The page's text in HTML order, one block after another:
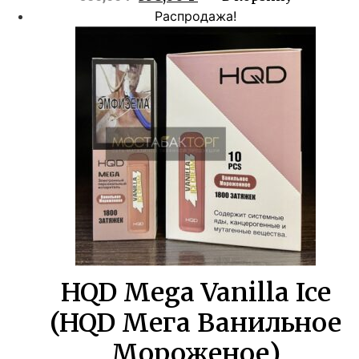
цена
650,00 ₽.
цена:
Распродажа!
HQD Mega Vanilla Ice
(HQD Мега Ванильное